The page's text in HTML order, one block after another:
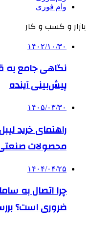
وام فوری
بازار و کسب و کار
۱۴۰۲/۱۰/۳۰
نگاهی جامع به
پیش‌بینی آینده
۱۴۰۵/۰۳/۳۰
راهنمای خرید
محصولات
۱۴۰۴/۰۴/۲۵
چرا اتصال به
ضروری است؟